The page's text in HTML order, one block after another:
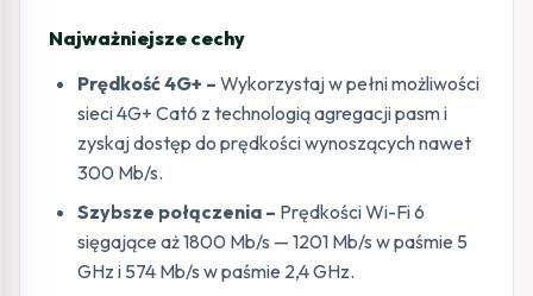
Najważniejsze cechy
Prędkość 4G+ – Wykorzystaj w pełni możliwości
sieci 4G+ Cat6 z technologią agregacji pasm i
zyskaj dostęp do prędkości wynoszących nawet
300 Mb/s.
Szybsze połączenia – Prędkości Wi-Fi 6
sięgające aż 1800 Mb/s — 1201 Mb/s w paśmie 5
GHz i 574 Mb/s w paśmie 2,4 GHz.